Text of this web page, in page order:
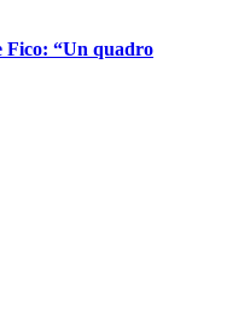
Fico: “Un quadro